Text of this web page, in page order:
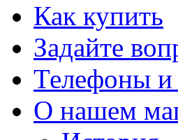
Как купить
Задайте
Телефоны и
О нашем